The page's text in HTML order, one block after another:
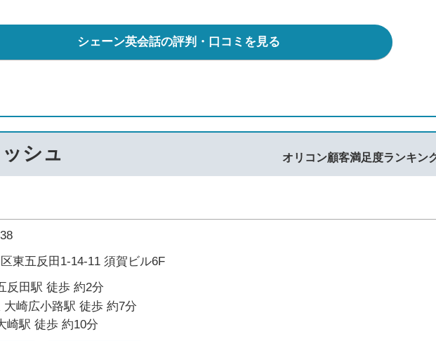
シェーン英会話の評判・口コミを見る
シュ オリコン顧客満足度ランキン
東五反田1-14-11 須賀ビル6F
反田駅 徒歩 約2分
大崎広小路駅 徒歩 約7分
崎駅 徒歩 約10分